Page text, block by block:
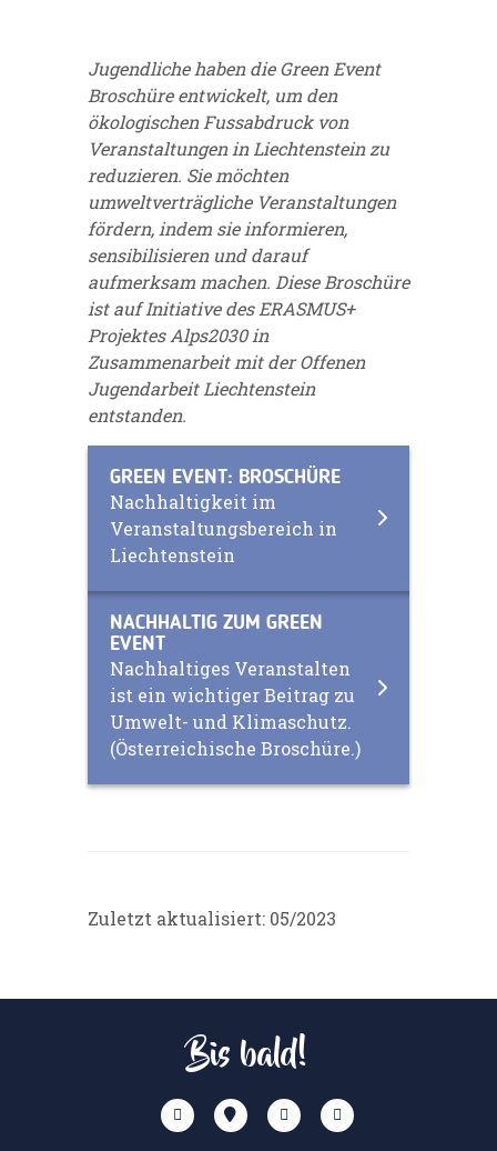
Jugendliche haben die Green Event
Broschüre entwickelt, um den
ökologischen Fussabdruck von
Veranstaltungen in Liechtenstein zu
reduzieren. Sie möchten
umweltverträgliche Veranstaltungen
fördern, indem sie informieren,
sensibilisieren und darauf
aufmerksam machen. Diese Broschüre
ist auf Initiative des ERASMUS+
Projektes Alps2030 in
Zusammenarbeit mit der Offenen
Jugendarbeit Liechtenstein
entstanden.
GREEN EVENT: BROSCHÜRE
Nachhaltigkeit im
Veranstaltungsbereich in
Liechtenstein
NACHHALTIG ZUM GREEN
EVENT
Nachhaltiges Veranstalten
ist ein wichtiger Beitrag zu
Umwelt- und Klimaschutz.
(Österreichische Broschüre.)
Zuletzt aktualisiert: 05/2023
Bis bald!